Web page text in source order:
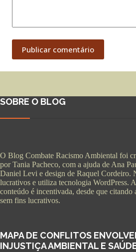
Publicar comentário
SOBRE O BLOG
O Blog Combate Racismo Ambiental foi
por Tania Pacheco, com a ajuda de Ana
Daniel Levi e design de Raquel Cordeiro.
lucrativos e utiliza tecnologia WordPress.
conteúdo é incentivada, desde que citando
sem fins lucrativos.
MAPA DE CONFLITOS
INJUSTIÇA AMBIENTAL E